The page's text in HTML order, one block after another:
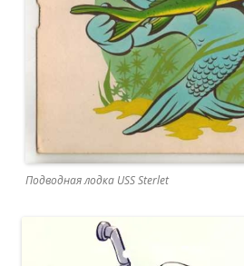
Подводная лодка USS Sterlet